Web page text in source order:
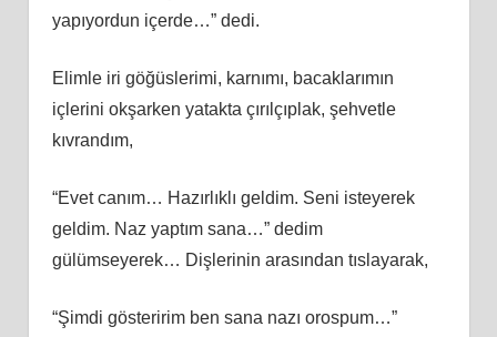
yapıyordun içerde…” dedi.
Elimle iri göğüslerimi, karnımı, bacaklarımın
içlerini okşarken yatakta çırılçıplak, şehvetle
kıvrandım,
“Evet canım… Hazırlıklı geldim. Seni isteyerek
geldim. Naz yaptım sana…” dedim
gülümseyerek… Dişlerinin arasından tıslayarak,
“Şimdi gösteririm ben sana nazı orospum…”